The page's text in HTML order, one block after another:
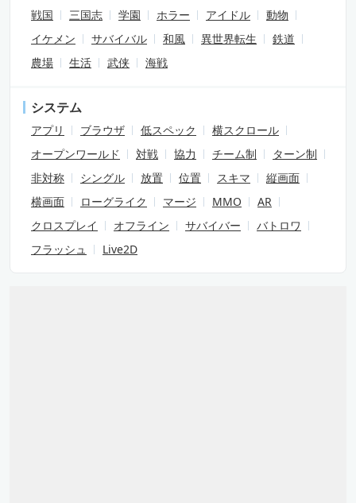
戦国 三国志 学園 ホラー アイドル
動物
イケメン
サバイバル 和風 異世界転生
鉄道
農場
生活 武侠 海戦
システム
アプリ ブラウザ 低スペック
横スクロール
オープンワールド
対戦 協力 チーム制
ターン制
非対称
シングル 放置 位置 スキマ
縦画面
横画面
ローグライク マージ MMO
AR
クロスプレイ
オフライン サバイバー
バトロワ
フラッシュ
Live2D